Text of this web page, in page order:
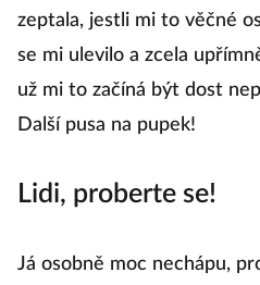
zeptala, jestli mi to věčné
se mi ulevilo a zcela
už mi to začíná být dost
Další pusa na pupek!
Lidi, proberte se!
Já osobně moc nechápu,